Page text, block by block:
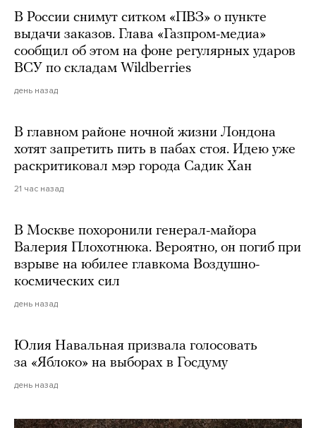
В России снимут ситком «ПВЗ» о пункте
выдачи заказов. Глава «Газпром-медиа»
сообщил об этом на фоне регулярных ударов
ВСУ по складам Wildberries
день назад
В главном районе ночной жизни Лондона
хотят запретить пить в пабах стоя. Идею уже
раскритиковал мэр города Садик Хан
21 час назад
В Москве похоронили генерал-майора
Валерия Плохотнюка. Вероятно, он погиб при
взрыве на юбилее главкома Воздушно-
космических сил
день назад
Юлия Навальная призвала голосовать
за «Яблоко» на выборах в Госдуму
день назад